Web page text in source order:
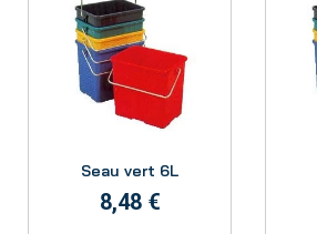
Seau vert 6L
8,48 €